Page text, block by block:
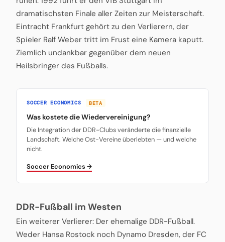
dramatischsten Finale aller Zeiten zur Meisterschaft.
Eintracht Frankfurt gehört zu den Verlierern, der
Spieler Ralf Weber tritt im Frust eine Kamera kaputt.
Ziemlich undankbar gegenüber dem neuen
Heilsbringer des Fußballs.
SOCCER ECONOMICS BETA
Was kostete die Wiedervereinigung?
Die Integration der DDR-Clubs veränderte die finanzielle
Landschaft. Welche Ost-Vereine überlebten — und welche
nicht.
Soccer Economics →
DDR-Fußball im Westen
Ein weiterer Verlierer: Der ehemalige DDR-Fußball.
Weder Hansa Rostock noch Dynamo Dresden, der FC